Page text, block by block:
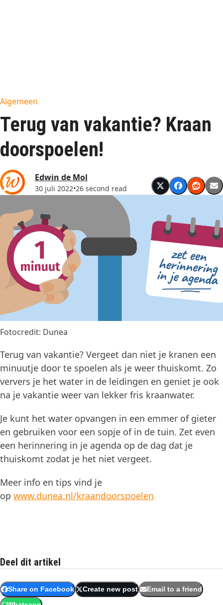
Algemeen
Terug van vakantie? Kraan
doorspoelen!
Edwin de Mol
30 juli 2022•26 second read
Fotocredit: Dunea
Terug van vakantie? Vergeet dan niet je kranen een
minuutje door te spoelen als je weer thuiskomt. Zo
ververs je het water in de leidingen en geniet je ook
na je vakantie weer van lekker fris kraanwater.
Je kunt het water opvangen in een emmer of gieter
en gebruiken voor een sopje of in de tuin. Zet even
een herinnering in je agenda op de dag dat je
thuiskomt zodat je het niet vergeet.
Meer info en tips vind je
op www.dunea.nl/kraandoorspoelen
Deel dit artikel
Share on Facebook Create new post Email to a friend